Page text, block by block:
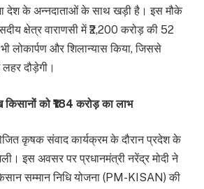
देश के अन्नदाताओं के साथ खड़ी है। इस मौके
क्षेत्र वाराणसी में ₹2,200 करोड़ की 52
लोकार्पण और शिलान्यास किया, जिससे
दौड़ेगी।
को ₹184 करोड़ का लाभ
कृषक संवाद कार्यक्रम के दौरान प्रदेश के
इस अवसर पर प्रधानमंत्री नरेंद्र मोदी ने
सम्मान निधि योजना (PM-KISAN) की